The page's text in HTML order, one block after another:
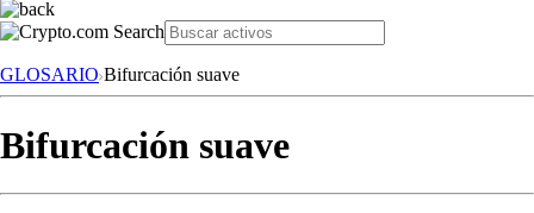
GLOSARIO Bifurcación suave
Bifurcación suave